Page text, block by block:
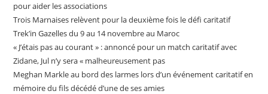
pour aider les associations
Trois Marnaises relèvent pour la deuxième fois le défi caritatif
Trek’in Gazelles du 9 au 14 novembre au Maroc
« J’étais pas au courant » : annoncé pour un match caritatif avec
Zidane, Jul n’y sera « malheureusement pas
Meghan Markle au bord des larmes lors d’un événement caritatif en
mémoire du fils décédé d’une de ses amies